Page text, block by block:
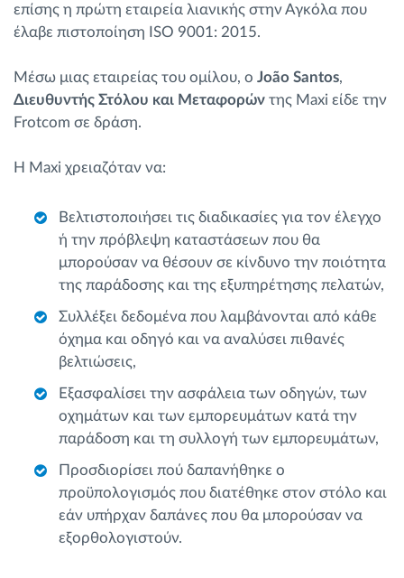
επίσης η πρώτη εταιρεία λιανικής στην Αγκόλα που
έλαβε πιστοποίηση ISO 9001: 2015.
Μέσω μιας εταιρείας του ομίλου, ο João Santos,
Διευθυντής Στόλου και Μεταφορών της Maxi είδε την
Frotcom σε δράση.
Η Maxi χρειαζόταν να:
Βελτιστοποιήσει τις διαδικασίες για τον έλεγχο
ή την πρόβλεψη καταστάσεων που θα
μπορούσαν να θέσουν σε κίνδυνο την ποιότητα
της παράδοσης και της εξυπηρέτησης πελατών,
Συλλέξει δεδομένα που λαμβάνονται από κάθε
όχημα και οδηγό και να αναλύσει πιθανές
βελτιώσεις,
Εξασφαλίσει την ασφάλεια των οδηγών, των
οχημάτων και των εμπορευμάτων κατά την
παράδοση και τη συλλογή των εμπορευμάτων,
Προσδιορίσει πού δαπανήθηκε ο
προϋπολογισμός που διατέθηκε στον στόλο και
εάν υπήρχαν δαπάνες που θα μπορούσαν να
εξορθολογιστούν.